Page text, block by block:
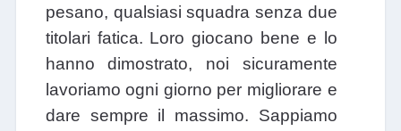
pesano, qualsiasi squadra senza due
titolari fatica. Loro giocano bene e lo
hanno dimostrato, noi sicuramente
lavoriamo ogni giorno per migliorare e
dare sempre il massimo. Sappiamo